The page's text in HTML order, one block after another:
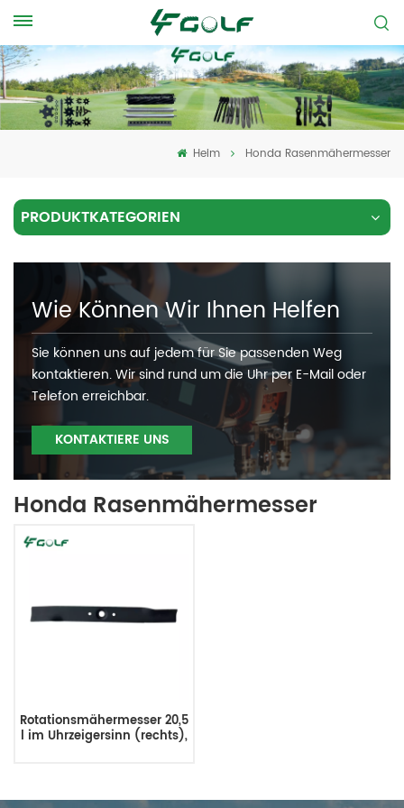
Heim Honda Rasenmähermesser
PRODUKTKATEGORIEN
Wie Können Wir Ihnen Helfen
Sie können uns auf jedem für Sie passenden Weg
kontaktieren. Wir sind rund um die Uhr per E-Mail oder
Telefon erreichbar.
KONTAKTIERE UNS
Honda Rasenmähermesser
Rotationsmähermesser 20,5
l im Uhrzeigersinn (rechts),